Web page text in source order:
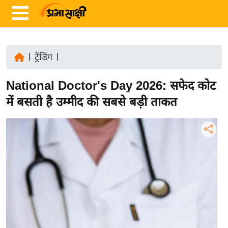
ज़ा
ख
ट्रेंडिंग|
National Doctor's Day 2026: सफेद कोट
में बसती है उम्मीद की सबसे बड़ी ताकत